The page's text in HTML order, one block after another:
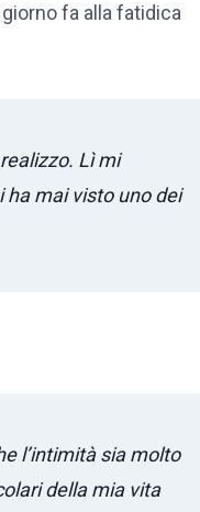
fa alla fatidica
Lì mi
ha mai visto uno dei
l’intimità sia molto
della mia vita